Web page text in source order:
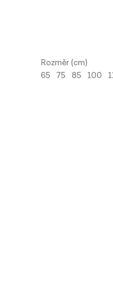
65 75 85 100